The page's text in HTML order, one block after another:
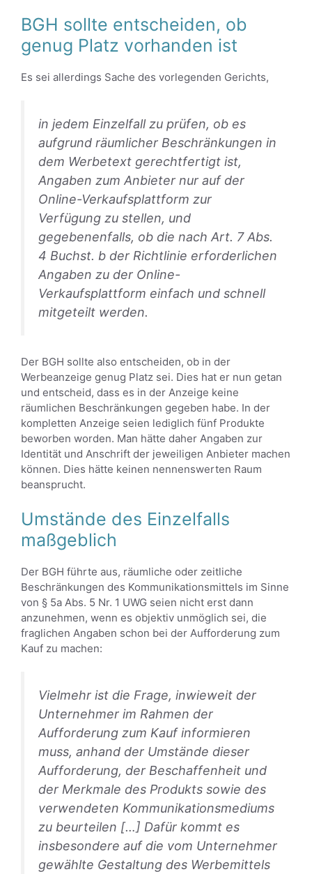
BGH sollte entscheiden, ob
genug Platz vorhanden ist
Es sei allerdings Sache des vorlegenden Gerichts,
in jedem Einzelfall zu prüfen, ob es
aufgrund räumlicher Beschränkungen in
dem Werbetext gerechtfertigt ist,
Angaben zum Anbieter nur auf der
Online-Verkaufsplattform zur
Verfügung zu stellen, und
gegebenenfalls, ob die nach Art. 7 Abs.
4 Buchst. b der Richtlinie erforderlichen
Angaben zu der Online-
Verkaufsplattform einfach und schnell
mitgeteilt werden.
Der BGH sollte also entscheiden, ob in der
Werbeanzeige genug Platz sei. Dies hat er nun getan
und entscheid, dass es in der Anzeige keine
räumlichen Beschränkungen gegeben habe. In der
kompletten Anzeige seien lediglich fünf Produkte
beworben worden. Man hätte daher Angaben zur
Identität und Anschrift der jeweiligen Anbieter machen
können. Dies hätte keinen nennenswerten Raum
beansprucht.
Umstände des Einzelfalls
maßgeblich
Der BGH führte aus, räumliche oder zeitliche
Beschränkungen des Kommunikationsmittels im Sinne
von § 5a Abs. 5 Nr. 1 UWG seien nicht erst dann
anzunehmen, wenn es objektiv unmöglich sei, die
fraglichen Angaben schon bei der Aufforderung zum
Kauf zu machen:
Vielmehr ist die Frage, inwieweit der
Unternehmer im Rahmen der
Aufforderung zum Kauf informieren
muss, anhand der Umstände dieser
Aufforderung, der Beschaffenheit und
der Merkmale des Produkts sowie des
verwendeten Kommunikationsmediums
zu beurteilen […] Dafür kommt es
insbesondere auf die vom Unternehmer
gewählte Gestaltung des Werbemittels